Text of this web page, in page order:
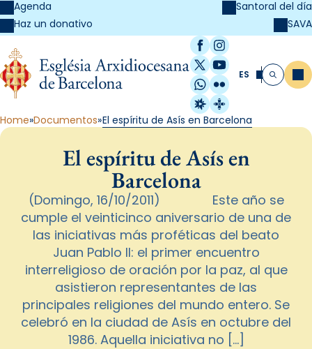
Agenda
Haz un donativo
Santoral del día
SAVA
Facebook
Instagram
X / Twitter
YouTube
WhatsApp
Flickr
Radio Estel
Catalunya
ES Buscar
Home Documentos El espíritu de Asís en Barcelona
El espíritu de Asís en
Barcelona
(Domingo, 16/10/2011) Este año se
cumple el veinticinco aniversario de una de
las iniciativas más proféticas del beato
Juan Pablo II: el primer encuentro
interreligioso de oración por la paz, al que
asistieron representantes de las
principales religiones del mundo entero. Se
celebró en la ciudad de Asís en octubre del
1986. Aquella iniciativa no […]